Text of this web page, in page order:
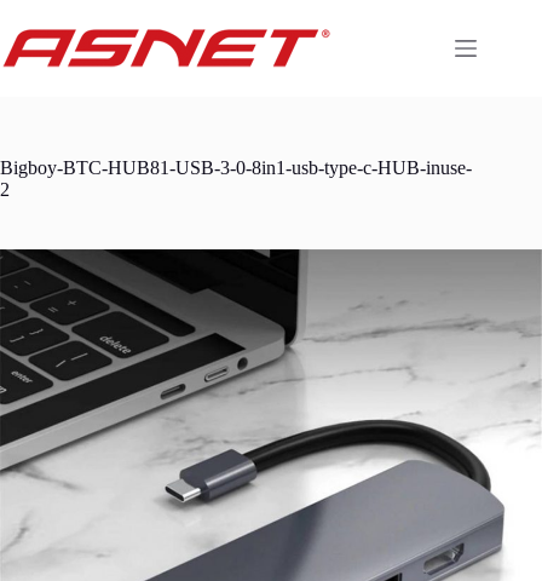
content
Bigboy-BTC-HUB81-USB-3-0-8in1-usb-type-c-HUB-inuse-
2